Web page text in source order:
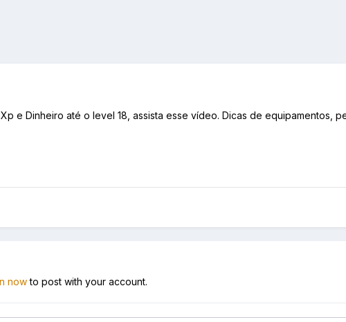
e Dinheiro até o level 18, assista esse vídeo. Dicas de equipamentos,
nowto post with your account.